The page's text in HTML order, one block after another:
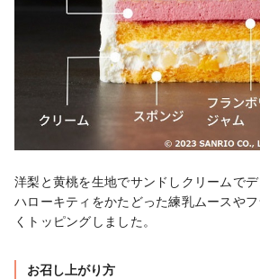
洋梨と黄桃を生地でサンドしクリームでデ
ハローキティをかたどった練乳ムースや
くトッピングしました。
お召し上がり方